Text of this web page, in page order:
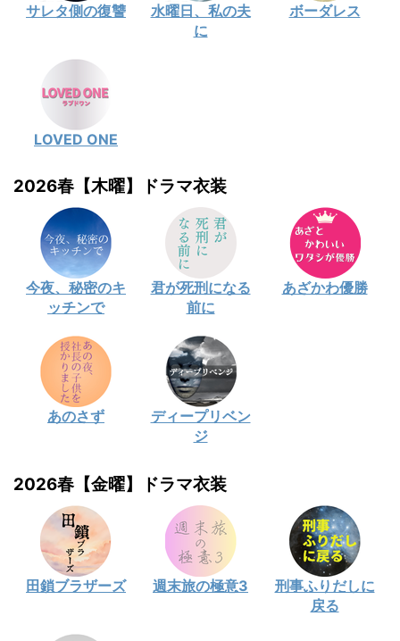
サレタ側の復讐
水曜日、私の夫
に
ボーダレス
LOVED ONE
2026春【木曜】ドラマ衣装
今夜、秘密のキ
ッチンで
君が死刑になる
前に
あざかわ優勝
あのさず
ディープリベン
ジ
2026春【金曜】ドラマ衣装
田鎖ブラザーズ 週末旅の極意3
刑事ふりだしに
戻る